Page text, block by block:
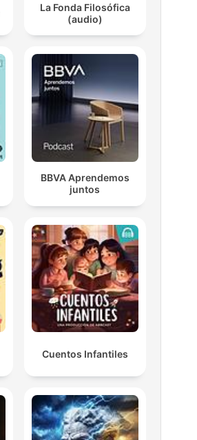
La Fonda Filosófica
(audio)
BBVA Aprendemos
juntos
Cuentos Infantiles